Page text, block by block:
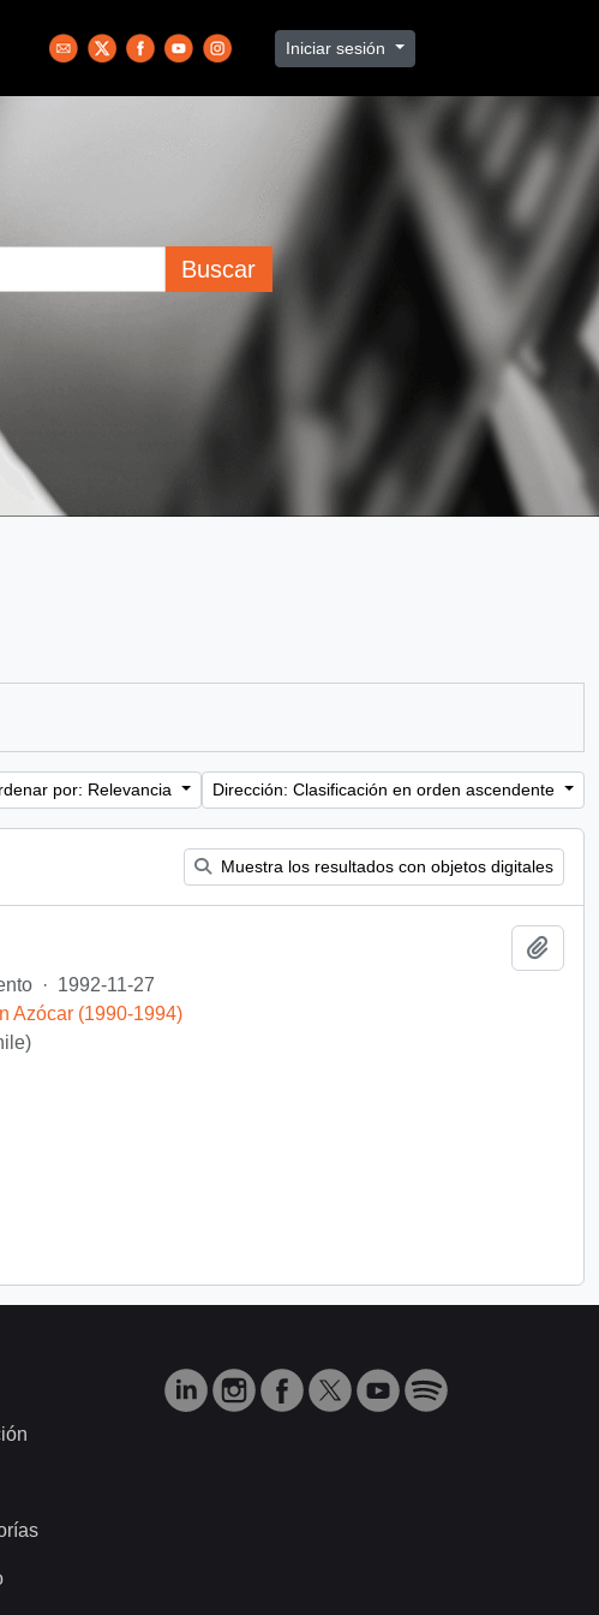
Iniciar sesión
Buscar
por: Relevancia Dirección: Clasificación en orden ascendente
Muestra los resultados con objetos digitales
· 1992-11-27
Azócar (1990-1994)